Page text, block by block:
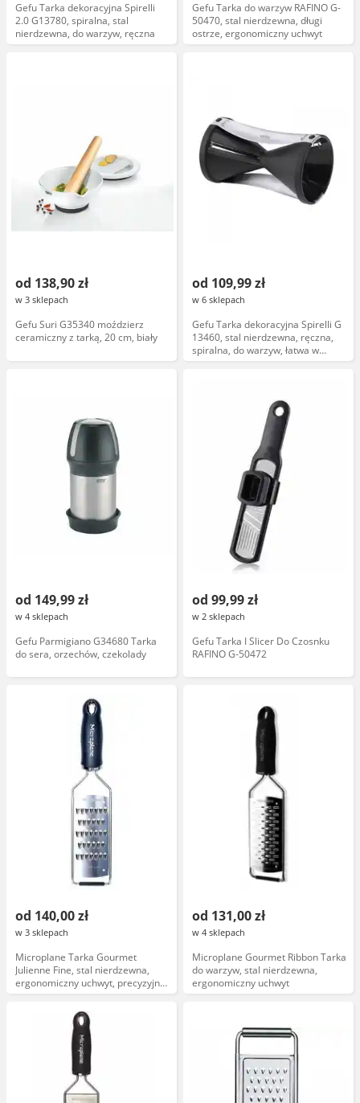
Gefu Tarka dekoracyjna Spirelli
2.0 G13780, spiralna, stal
nierdzewna, do warzyw, ręczna
Gefu Tarka do warzyw RAFINO G-
50470, stal nierdzewna, długi
ostrze, ergonomiczny uchwyt
od 138,90 zł
w 3 sklepach
Gefu Suri G35340 moździerz
ceramiczny z tarką, 20 cm, biały
od 109,99 zł
w 6 sklepach
Gefu Tarka dekoracyjna Spirelli G
13460, stal nierdzewna, ręczna,
spiralna, do warzyw, łatwa w
czyszczeniu
od 149,99 zł
w 4 sklepach
Gefu Parmigiano G34680 Tarka
do sera, orzechów, czekolady
od 99,99 zł
w 2 sklepach
Gefu Tarka I Slicer Do Czosnku
RAFINO G-50472
od 140,00 zł
w 3 sklepach
Microplane Tarka Gourmet
Julienne Fine, stal nierdzewna,
ergonomiczny uchwyt, precyzyjne
cięcie, kolekcja Gourmet
od 131,00 zł
w 4 sklepach
Microplane Gourmet Ribbon Tarka
do warzyw, stal nierdzewna,
ergonomiczny uchwyt